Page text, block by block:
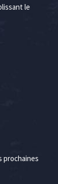
le
prochaines